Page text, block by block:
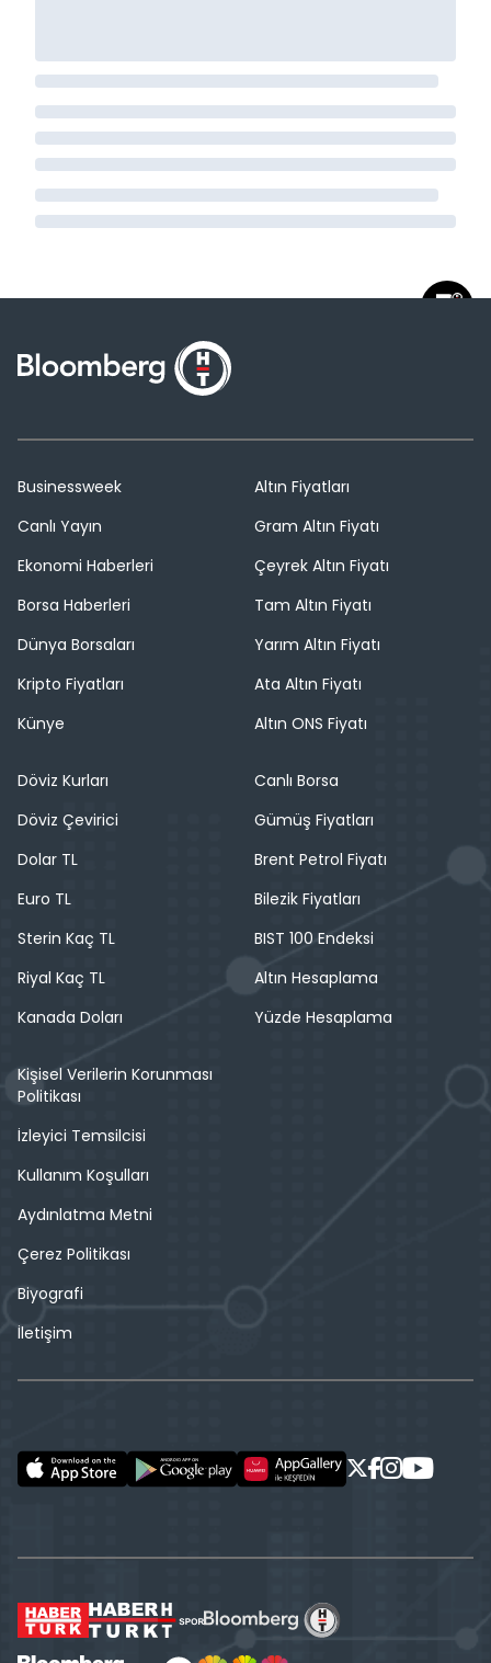
Businessweek
Canlı Yayın
Ekonomi Haberleri
Borsa Haberleri
Dünya Borsaları
Kripto Fiyatları
Künye
Altın Fiyatları
Gram Altın Fiyatı
Çeyrek Altın Fiyatı
Tam Altın Fiyatı
Yarım Altın Fiyatı
Ata Altın Fiyatı
Altın ONS Fiyatı
Döviz Kurları
Döviz Çevirici
Dolar TL
Euro TL
Sterin Kaç TL
Riyal Kaç TL
Kanada Doları
Canlı Borsa
Gümüş Fiyatları
Brent Petrol Fiyatı
Bilezik Fiyatları
BIST 100 Endeksi
Altın Hesaplama
Yüzde Hesaplama
Kişisel Verilerin Korunması
Politikası
İzleyici Temsilcisi
Kullanım Koşulları
Aydınlatma Metni
Çerez Politikası
Biyografi
İletişim